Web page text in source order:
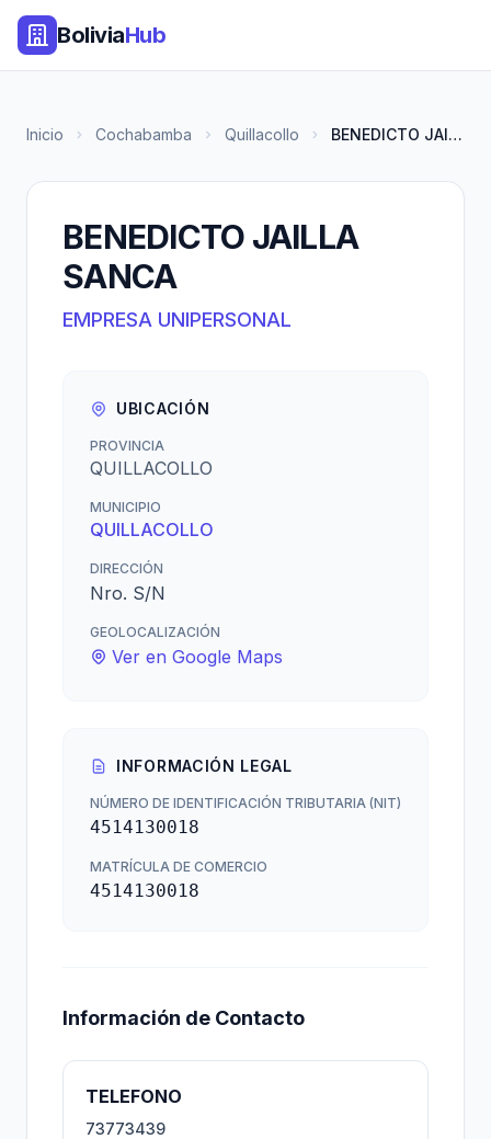
BoliviaHub
Inicio Cochabamba Quillacollo BENEDICTO JAILLA SANCA
BENEDICTO JAILLA
SANCA
EMPRESA UNIPERSONAL
UBICACIÓN
PROVINCIA
QUILLACOLLO
MUNICIPIO
QUILLACOLLO
DIRECCIÓN
Nro. S/N
GEOLOCALIZACIÓN
Ver en Google Maps
INFORMACIÓN LEGAL
NÚMERO DE IDENTIFICACIÓN TRIBUTARIA (NIT)
4514130018
MATRÍCULA DE COMERCIO
4514130018
Información de Contacto
TELEFONO
73773439